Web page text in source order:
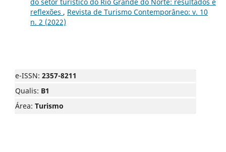
reflexões , Revista de Turismo Contemporâneo: v. 10
n. 2 (2022)
e-ISSN: 2357-8211
Qualis: B1
Área: Turismo